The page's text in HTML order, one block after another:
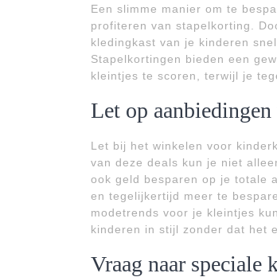
Een slimme manier om te
profiteren van stapelkorting.
kledingkast van je kinderen
Stapelkortingen bieden een
kleintjes te scoren, terwijl je
Let op
Let bij het winkelen voor
van deze deals kun je niet
ook geld besparen op je totale
en tegelijkertijd meer te
modetrends voor je kleintjes
kinderen in stijl zonder dat het
Vraag naar speciale